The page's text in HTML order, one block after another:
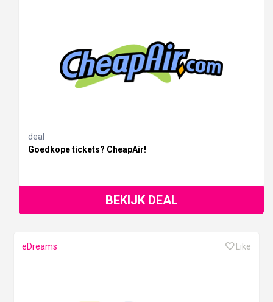
deal
Goedkope tickets? CheapAir!
BEKIJK DEAL
eDreams Like